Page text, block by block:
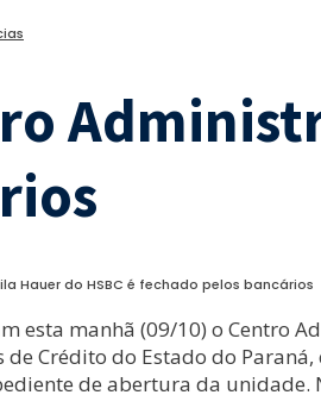
Hauer do HSBC é fechado pelos bancários
esta manhã (09/10) o Centro
Crédito do Estado do Paraná,
de abertura da